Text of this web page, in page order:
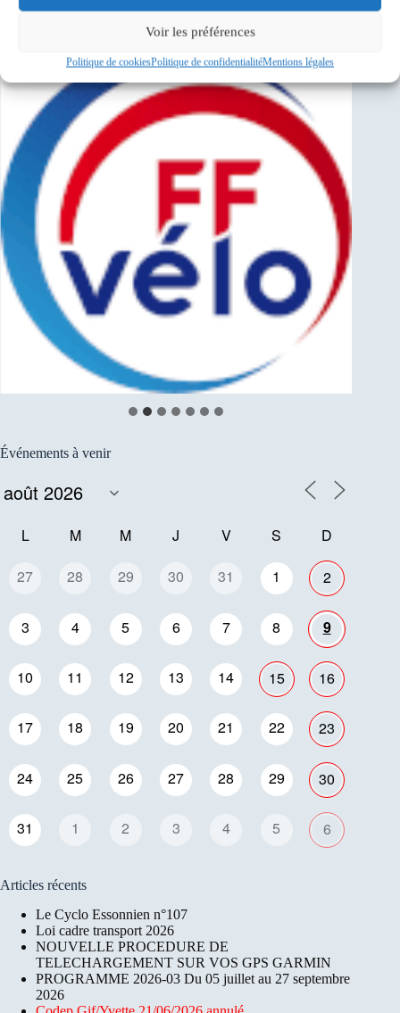
Voir les préférences
Politique de cookiesPolitique de confidentialitéMentions légales
Sponsors
Événements à venir
L M M J V S D
27 28 29 30 31 1 2
3 4 5 6 7 8 9
10 11 12 13 14 15 16
17 18 19 20 21 22 23
24 25 26 27 28 29 30
31 1 2 3 4 5 6
Articles récents
Le Cyclo Essonnien n°107
Loi cadre transport 2026
NOUVELLE PROCEDURE DE
TELECHARGEMENT SUR VOS GPS GARMIN
PROGRAMME 2026-03 Du 05 juillet au 27 septembre
2026